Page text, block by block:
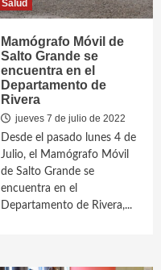
Salud
Mamógrafo Móvil de
Salto Grande se
encuentra en el
Departamento de
Rivera
jueves 7 de julio de 2022
Desde el pasado lunes 4 de
Julio, el Mamógrafo Móvil
de Salto Grande se
encuentra en el
Departamento de Rivera,...